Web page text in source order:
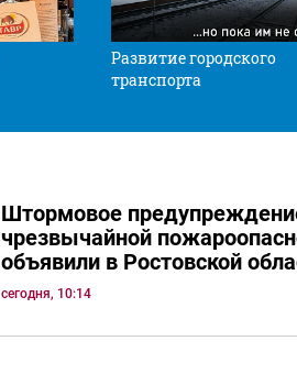
Развитие городского
транспорта
Штормовое
чрезвычайной
объявили в Ростовской
сегодня, 10:14